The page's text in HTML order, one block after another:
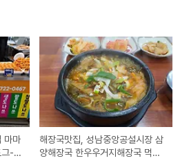
마마
-추
해장국맛집, 성남중앙공설시장 삼
양해장국 한우우거지해장국 먹어